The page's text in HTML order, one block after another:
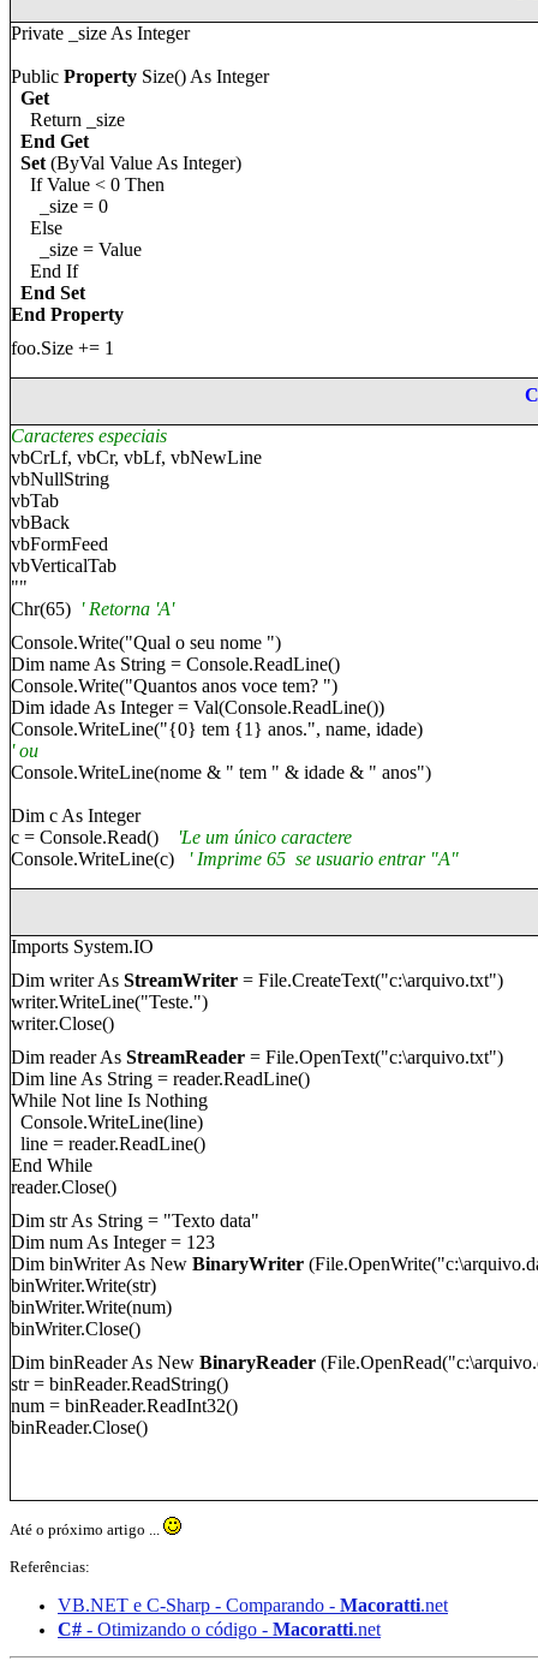
Private _size As Integer
Public Property Size() As Integer
Get
Return _size
End Get
Set (ByVal Value As Integer)
If Value < 0 Then
_size = 0
Else
_size = Value
End If
End Set
End Property
foo.Size += 1
Caracteres especiais
vbCrLf, vbCr, vbLf, vbNewLine
vbNullString
vbTab
vbBack
vbFormFeed
vbVerticalTab
""
Chr(65) ' Retorna 'A'
Console.Write("Qual o seu nome ")
Dim name As String = Console.ReadLine()
Console.Write("Quantos anos voce tem? ")
Dim idade As Integer = Val(Console.ReadLine())
Console.WriteLine("{0} tem {1} anos.", name, idade)
'ou
Console.WriteLine(nome & " tem " & idade & " anos")
Dim c As Integer
c = Console.Read()
'Le um único caractere
Console.WriteLine(c)
' Imprime 65 se usuario entrar "A"
Imports System.IO
Dim writer As StreamWriter = File.CreateText("c:\arquivo.txt")
writer.WriteLine("Teste.")
writer.Close()
Dim reader As StreamReader = File.OpenText("c:\arquivo.txt")
Dim line As String = reader.ReadLine()
While Not line Is Nothing
Console.WriteLine(line)
line = reader.ReadLine()
End While
reader.Close()
Dim str As String = "Texto data"
Dim num As Integer = 123
Dim binWriter As New BinaryWriter (File.OpenWrite("c:\arquivo
binWriter.Write(str)
binWriter.Write(num)
binWriter.Close()
Dim binReader As New BinaryReader (File.OpenRead("c:\arquivo
str = binReader.ReadString()
num = binReader.ReadInt32()
binReader.Close()
Até o próximo artigo ...
Referências:
VB.NET e C-Sharp - Comparando - Macoratti.net
C# - Otimizando o código - Macoratti.net